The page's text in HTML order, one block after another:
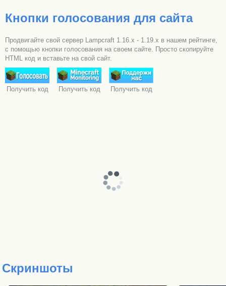
Кнопки голосования для сайта
Продвигайте свой сервер Lampcraft 1.16.x - 1.19.x в нашем рейтинге,
с помощью кнопки голосования на своем сайте. Просто скопируйте
HTML код и вставьте на свой сайт.
Получить код Получить код Получить код
Скриншоты